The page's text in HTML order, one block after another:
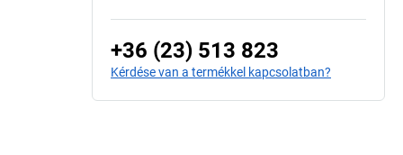
+36 (23) 513 823
Kérdése van a termékkel kapcsolatban?